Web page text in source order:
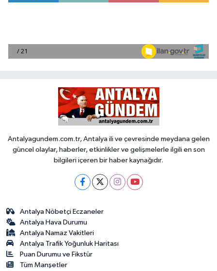
Antalyagundem.com.tr, Antalya ili ve çevresinde meydana gelen
güncel olaylar, haberler, etkinlikler ve gelişmelerle ilgili en son
bilgileri içeren bir haber kaynağıdır.
Antalya Nöbetçi Eczaneler
Antalya Hava Durumu
Antalya Namaz Vakitleri
Antalya Trafik Yoğunluk Haritası
Puan Durumu ve Fikstür
Tüm Manşetler